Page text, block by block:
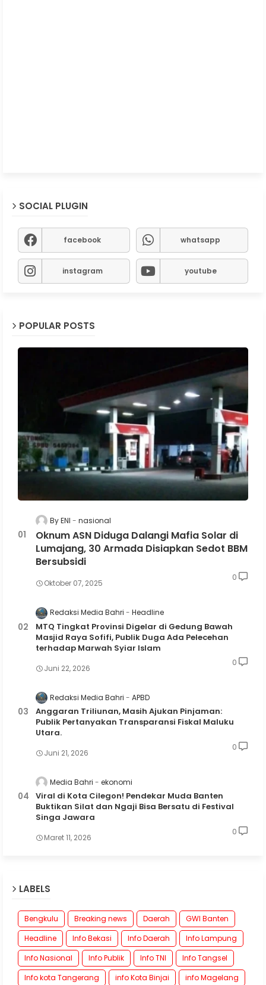
SOCIAL PLUGIN
facebook whatsapp
instagram youtube
POPULAR POSTS
By ENI nasional
Oknum ASN Diduga Dalangi Mafia Solar di
Lumajang, 30 Armada Disiapkan Sedot BBM
Bersubsidi
Oktober 07, 2025
0
Redaksi Media Bahri Headline
MTQ Tingkat Provinsi Digelar di Gedung Bawah
Masjid Raya Sofifi, Publik Duga Ada Pelecehan
terhadap Marwah Syiar Islam
Juni 22, 2026
0
Redaksi Media Bahri APBD
Anggaran Triliunan, Masih Ajukan Pinjaman:
Publik Pertanyakan Transparansi Fiskal Maluku
Utara.
Juni 21, 2026
0
Media Bahri ekonomi
Viral di Kota Cilegon! Pendekar Muda Banten
Buktikan Silat dan Ngaji Bisa Bersatu di Festival
Singa Jawara
Maret 11, 2026
0
LABELS
Bengkulu Breaking news Daerah
GWI Banten
Headline
Info Bekasi Info Daerah
Info Lampung
Info Nasional
Info Publik Info TNI
Info Tangsel
Info kota Tangerang
info Kota Binjai
info Magelang